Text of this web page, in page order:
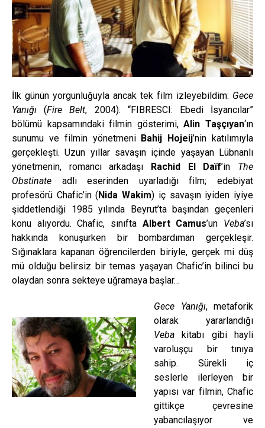
İlk günün yorgunluğuyla ancak tek film izleyebildim: Gece
Yanığı (Fire Belt, 2004). “FIBRESCI: Ebedi İsyancılar”
bölümü kapsamındaki filmin gösterimi,Alin Taşçıyan‘ın
sunumu ve filmin yönetmeni Bahij Hojeij’nin katılımıyla
gerçekleşti. Uzun yıllar savaşın içinde yaşayan Lübnanlı
yönetmenin, romancı arkadaşı
Rachid El Daïf’in The
Obstinate adlı eserinden uyarladığı film; edebiyat
profesörü Chafic’in ( Nida Wakim) iç savaşın iyiden iyiye
şiddetlendiği 1985 yılında Beyrut’ta başından geçenleri
konu alıyordu. Chafic, sınıfta Albert Camus’un Veba’sı
hakkında konuşurken bir bombardıman gerçekleşir.
Sığınaklara kapanan öğrencilerden biriyle, gerçek mi düş
mü olduğu belirsiz bir temas yaşayan Chafic’in bilinci bu
olaydan sonra sekteye uğramaya başlar…
Gece Yanığı, metaforik
olarak yararlandığı
Veba kitabı gibi hayli
varoluşçu bir tınıya
sahip. Sürekli iç
seslerle ilerleyen bir
yapısı var filmin, Chafic
gittikçe çevresine
yabancılaşıyor ve